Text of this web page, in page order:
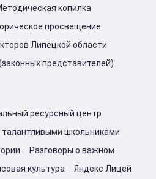
копилка
просвещение
Липецкой области
представителей)
ресурсный центр
школьниками
Разговоры о важном
культура Яндекс Лицей